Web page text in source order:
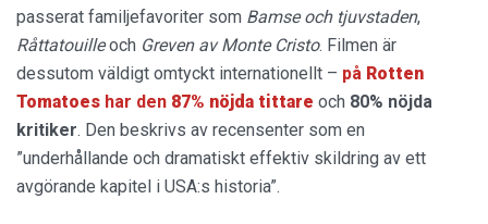
passerat familjefavoriter som Bamse och tjuvstaden,
Råttatouilleoch Greven av Monte Cristo. Filmen är
dessutom väldigt omtyckt internationellt – på Rotten
Tomatoes har den 87% nöjda tittare och 80% nöjda
kritiker. Den beskrivs av recensenter som en
”underhållande och dramatiskt effektiv skildring av ett
avgörande kapitel i USA:s historia”.